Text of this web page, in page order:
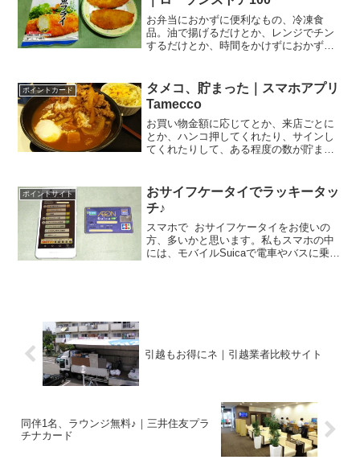
お弁当におかずに便利なもの、冷凍食
品。油で揚げるだけとか、レンジでチン
するだけとか、時間をかけずにおかずを
たいとか言うときに重宝しています（手
抜き？？）今日もそんな感じ...
ポイントカード
タメコ、貯まった｜スマホアプリ
Tamecco
お買い物金額に応じてとか、来店ごとに
とか、ハンコ押してくれたり、サインし
てくれたりして、ある程度の数が貯まる
かしらのカードをお持ちではないかと思
います。でも持ち歩くのが...
ポイントサイト
おサイフケータイでラッキータッ
チ♪
スマホで おサイフケータイをお使いの
方、多いかと思います。私もスマホの中
には、モバイルSuicaで電車やバスに乗っ
引越もお得にネ｜引越業者比較サイト
同伴1名、ラウンジ無料♪｜三井住友プラ
チナカード